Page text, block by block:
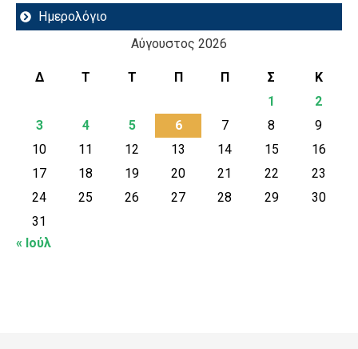
Ημερολόγιο
Αύγουστος 2026
Δ Τ Τ Π Π Σ
Κ
1
2
3
4 5 6 7 8
9
10
11 12 13 14 15
16
17
18 19 20 21 22
23
24
25 26 27 28 29
30
31
« Ιούλ